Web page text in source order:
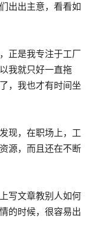
出出主意，看看如
正是我专注于工厂
我就只好一直拖
，我也才有时间坐
现，在职场上，工
源，而且还在不断
写文章教别人如何
的时候，很容易出